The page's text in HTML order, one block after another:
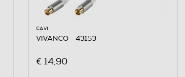
CAVI
VIVANCO - 43153
€ 14,90